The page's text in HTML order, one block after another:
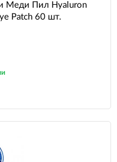
Меди Пил Hyaluron
Patch 60 шт.